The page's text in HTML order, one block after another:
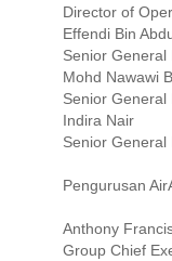
Director of
Effendi Bin
Senior
Mohd Nawawi
Senior
Indira Nair
Senior
Pengurusan
Anthony
Group Chief